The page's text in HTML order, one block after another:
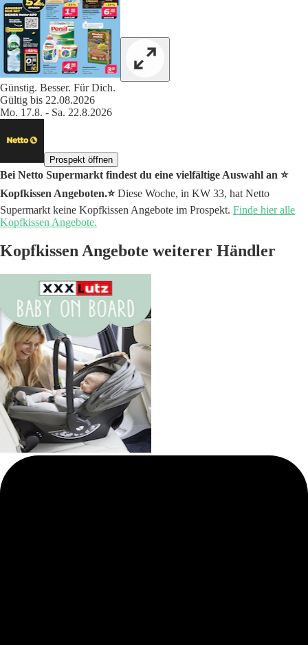
Günstig. Besser. Für Dich.
Gültig bis 22.08.2026
Mo. 17.8. - Sa. 22.8.2026
Prospekt öffnen
Bei Netto Supermarkt findest du eine vielfältige Auswahl an ⭐️
Kopfkissen Angeboten.⭐️Diese Woche, in KW 33, hat Netto
Supermarkt keine Kopfkissen Angebote im Prospekt. Finde hier alle
Kopfkissen Angebote.
Kopfkissen Angebote weiterer Händler